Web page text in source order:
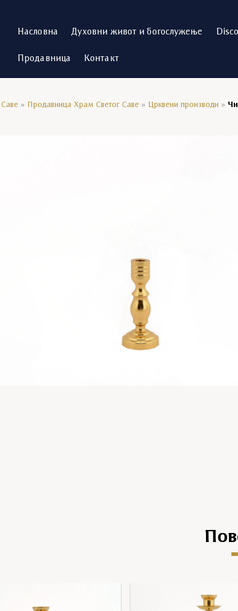
Насловна Духовни живот и богослужење
Продавница Контакт
» Продавница Храм Светог Саве » Црквени производи »